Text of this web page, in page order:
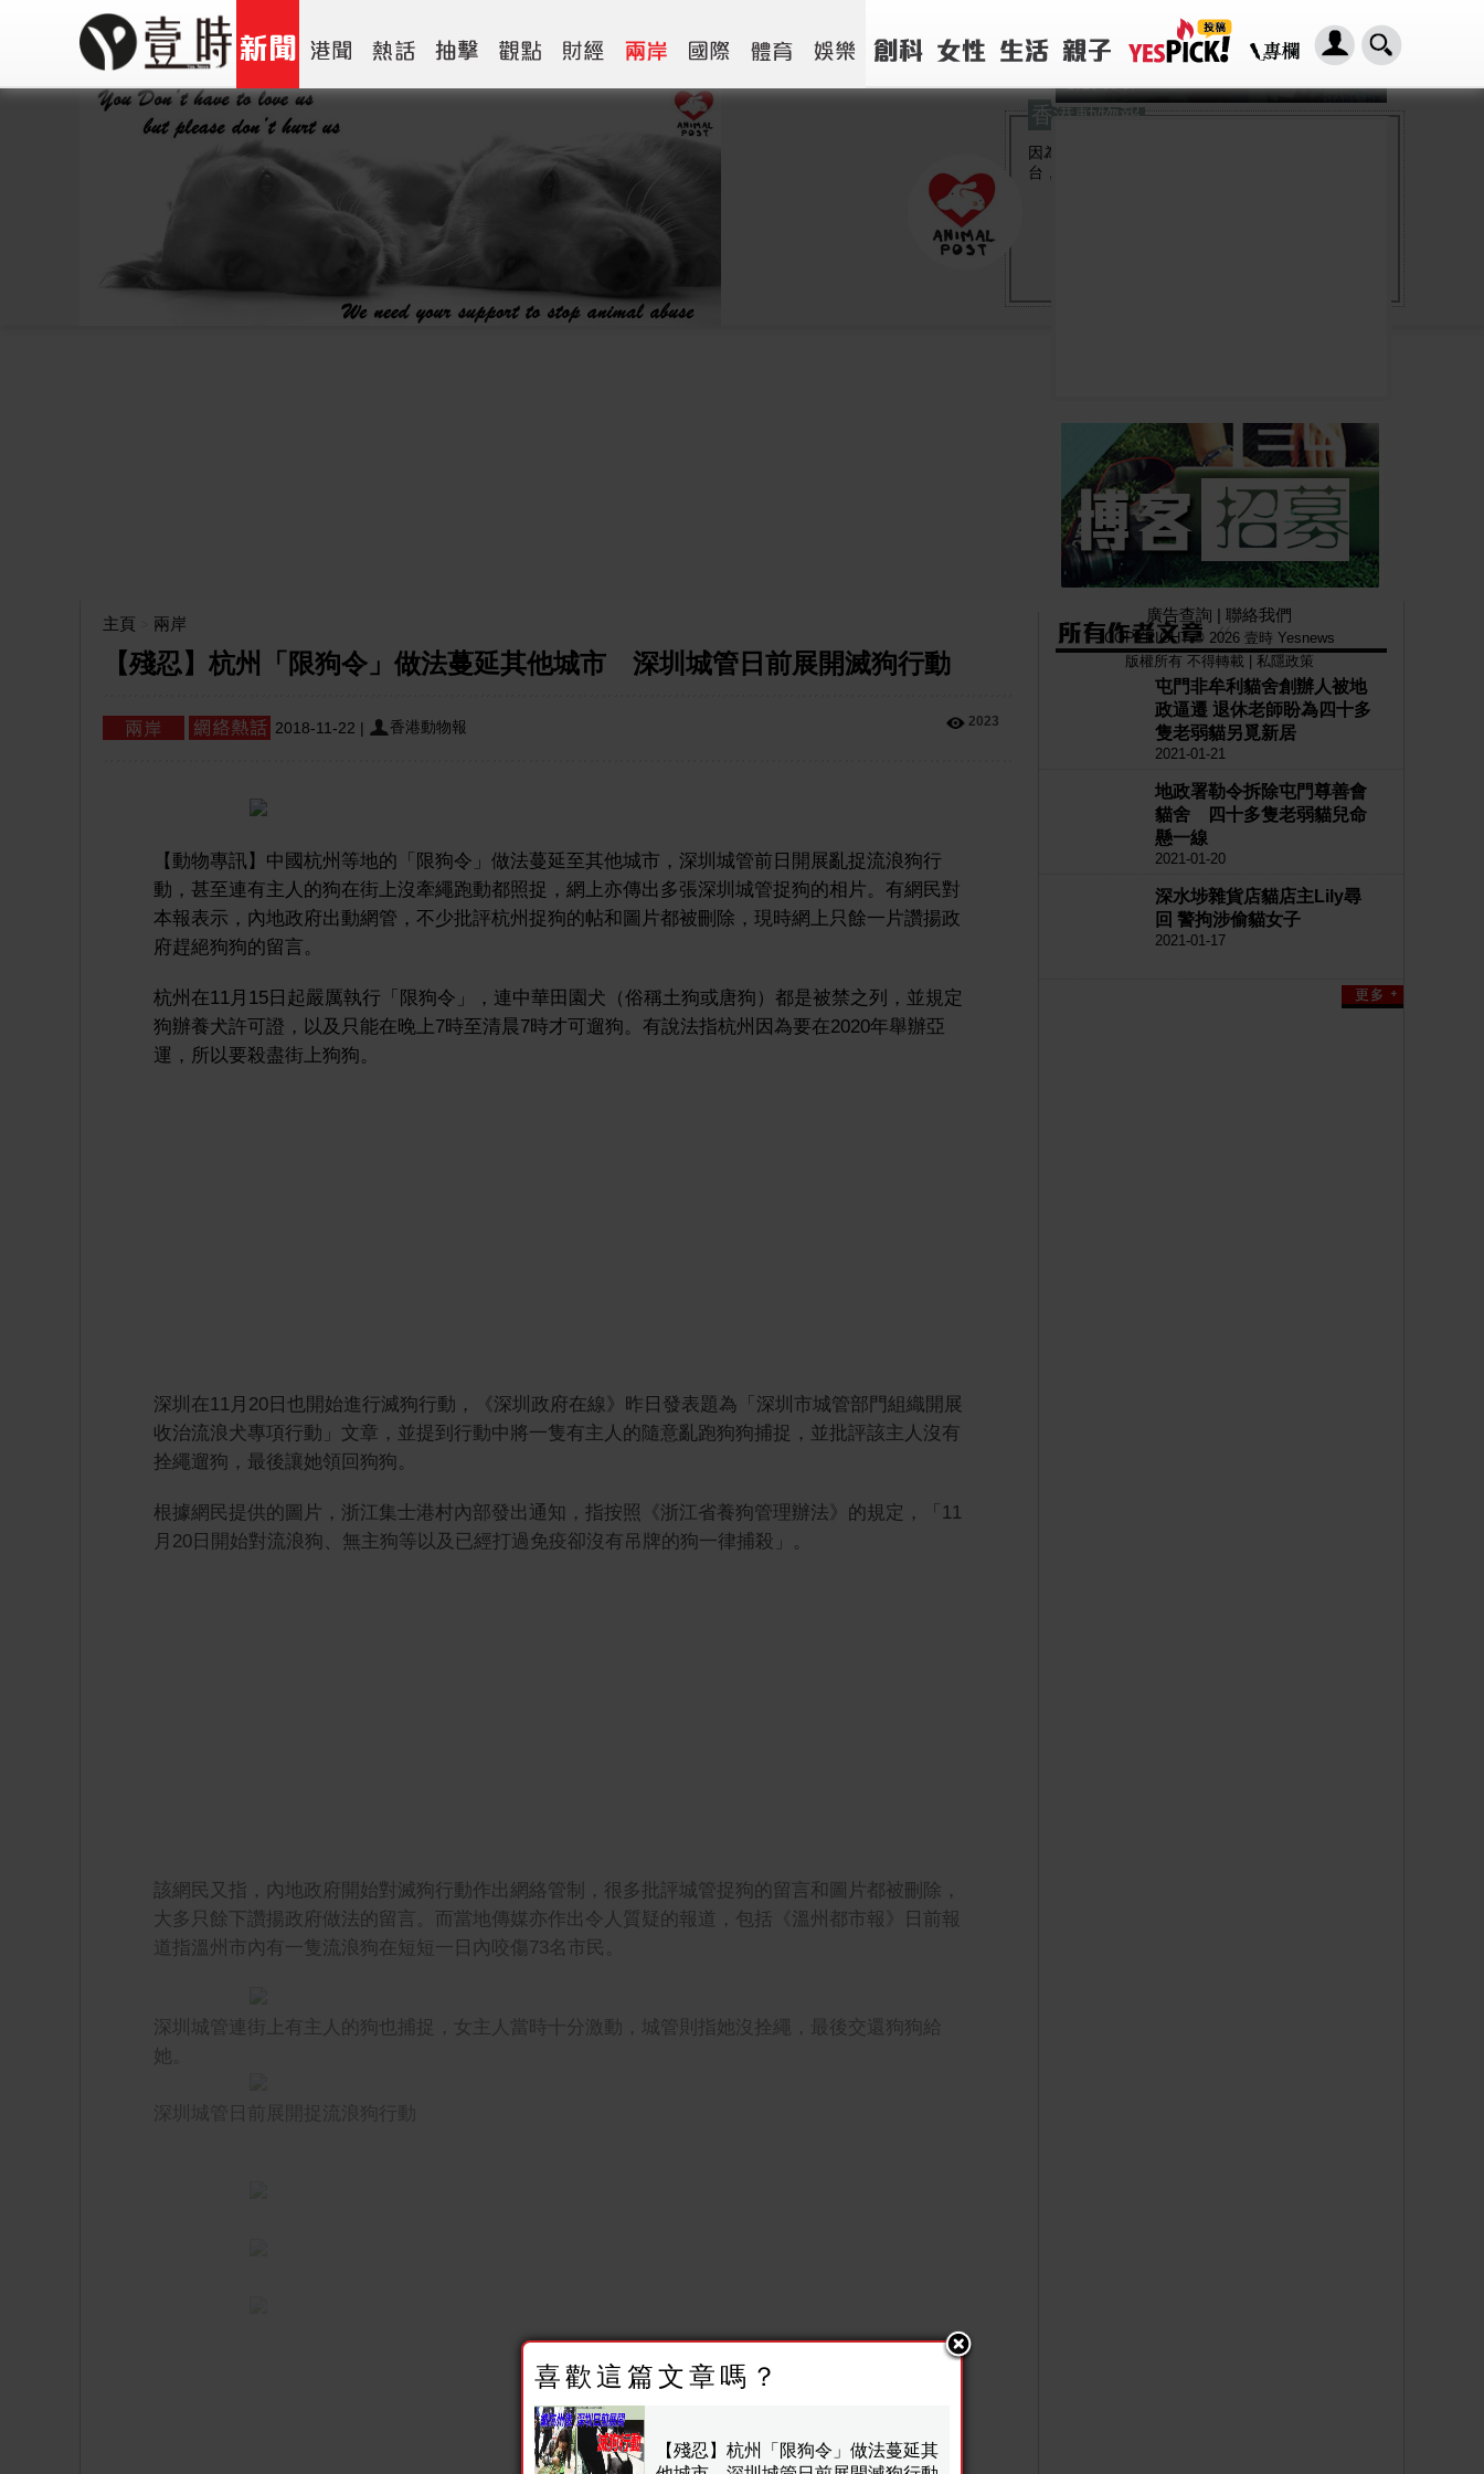
香港動物報
因為愛，希望建立一個關於動物資訊及新聞的平
台，讓人類學習愛護與尊重動物。
主頁 兩岸
【殘忍】杭州「限狗令」做法蔓延其他城市 深圳城管日前展開滅狗行動
2018-11-22 | 香港動物報 2023
【動物專訊】中國杭州等地的「限狗令」做法蔓延至其他城市，深圳城管前日開展亂捉流浪狗行
動，甚至連有主人的狗在街上沒牽繩跑動都照捉，網上亦傳出多張深圳城管捉狗的相片。有網民對
本報表示，內地政府出動網管，不少批評杭州捉狗的帖和圖片都被刪除，現時網上只餘一片讚揚政
府趕絕狗狗的留言。
杭州在11月15日起嚴厲執行「限狗令」，連中華田園犬（俗稱土狗或唐狗）都是被禁之列，並規定
狗辦養犬許可證，以及只能在晚上7時至清晨7時才可遛狗。有說法指杭州因為要在2020年舉辦亞
運，所以要殺盡街上狗狗。
深圳在11月20日也開始進行滅狗行動，《深圳政府在線》昨日發表題為「深圳市城管部門組織開展
收治流浪犬專項行動」文章，並提到行動中將一隻有主人的隨意亂跑狗狗捕捉，並批評該主人沒有
拴繩遛狗，最後讓她領回狗狗。
根據網民提供的圖片，浙江集士港村內部發出通知，指按照《浙江省養狗管理辦法》的規定，「11
月20日開始對流浪狗、無主狗等以及已經打過免疫卻沒有吊牌的狗一律捕殺」。
該網民又指，內地政府開始對滅狗行動作出網絡管制，很多批評城管捉狗的留言和圖片都被刪除，
大多只餘下讚揚政府做法的留言。而當地傳媒亦作出令人質疑的報道，包括《溫州都市報》日前報
道指溫州市內有一隻流浪狗在短短一日內咬傷73名市民。
深圳城管連街上有主人的狗也捕捉，女主人當時十分激動，城管則指她沒拴繩，最後交還狗狗給
她。
深圳城管日前展開捉流浪狗行動
屯門非牟利貓舍創辦人被地
政逼遷 退休老師盼為四十多
隻老弱貓另覓新居
2021-01-21
地政署勒令拆除屯門尊善會
貓舍 四十多隻老弱貓兒命
懸一線
2021-01-20
深水埗雜貨店貓店主Lily尋
回 警拘涉偷貓女子
2021-01-17
「HER2基因突變肺癌患者：新一代口服標靶藥帶來希望」， 促請政府加快納入藥物名冊，助患者及早受惠
2026-08-07
廣告查詢 | 聯絡我們
COPYRIGHT © 2026 壹時 Yesnews
版權所有 不得轉載 | 私隱政策
喜歡這篇文章嗎？
【殘忍】杭州「限狗令」做法蔓延其